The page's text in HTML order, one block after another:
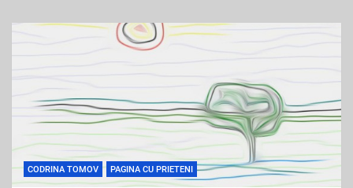
CODRINA TOMOV PAGINA CU PRIETENI